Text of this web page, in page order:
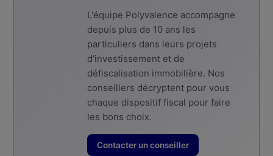
L'équipe Polyvalence accompagne
depuis plus de 10 ans les
particuliers dans leurs projets
d'investissement et de
défiscalisation immobilière. Nos
conseillers décryptent pour vous
chaque dispositif fiscal pour faire
les bons choix.
Contacter un conseiller